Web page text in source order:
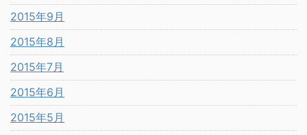
2015年9月
2015年8月
2015年7月
2015年6月
2015年5月